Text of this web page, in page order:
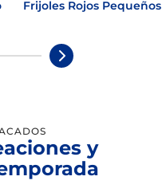
Frijoles Rojos Pequeños
y